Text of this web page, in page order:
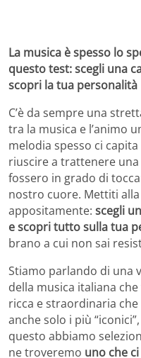
La musica è spesso lo
questo test: scegli una
scopri la tua personalità
C’è da sempre una
tra la musica e l’animo
melodia spesso ci
riuscire a trattenere
fossero in grado di
nostro cuore. Mettiti
appositamente: scegli
e scopri tutto sulla tua
brano a cui non sai
Stiamo parlando di una
della musica italiana
ricca e straordinaria
anche solo i più
questo abbiamo
ne troveremo uno che